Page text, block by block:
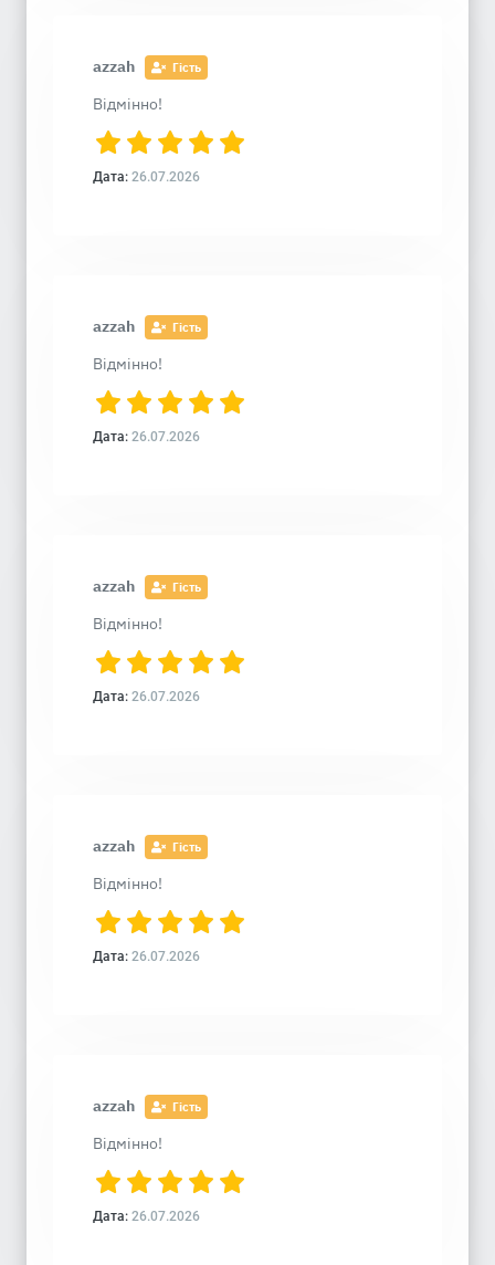
azzah Гість
Відмінно!
Дата: 26.07.2026
azzah Гість
Відмінно!
Дата: 26.07.2026
azzah Гість
Відмінно!
Дата: 26.07.2026
azzah Гість
Відмінно!
Дата: 26.07.2026
azzah Гість
Відмінно!
Дата: 26.07.2026